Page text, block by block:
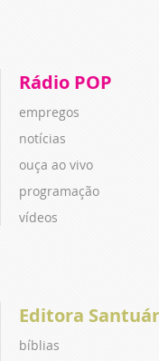
Rádio POP
empregos
notícias
ouça ao vivo
programação
vídeos
Editora
bíblias